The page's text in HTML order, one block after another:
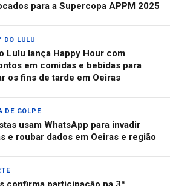
para a Supercopa APPM 2025
DO LULU
Lulu lança Happy Hour com
em comidas e bebidas para
os fins de tarde em Oeiras
DE GOLPE
usam WhatsApp para invadir
e roubar dados em Oeiras e região